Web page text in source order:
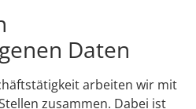
Daten
arbeiten wir mit
zusammen. Dabei ist